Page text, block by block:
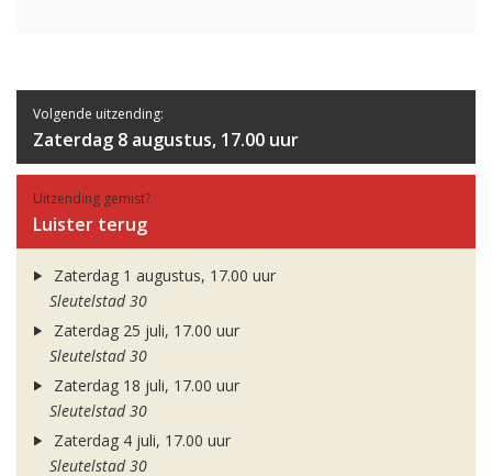
Volgende uitzending:
Zaterdag 8 augustus, 17.00 uur
Uitzending gemist?
Luister terug
Zaterdag 1 augustus, 17.00 uur
Sleutelstad 30
Zaterdag 25 juli, 17.00 uur
Sleutelstad 30
Zaterdag 18 juli, 17.00 uur
Sleutelstad 30
Zaterdag 4 juli, 17.00 uur
Sleutelstad 30